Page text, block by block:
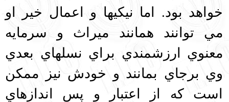
خواهد بود. اما نيكيها و اعمال خير او
مي توانند همانند ميراث و سرمايه
معنوي ارزشمندي براي نسلهاي بعدي
وي برجاي بمانند و خودش نيز ممكن
است كه از اعتبار و پس اندازهاي